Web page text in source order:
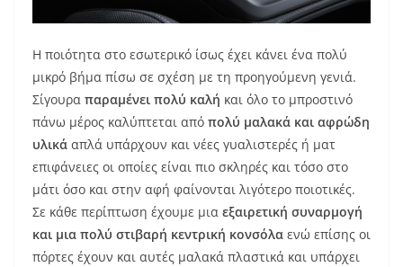
Η ποιότητα στο εσωτερικό ίσως έχει κάνει ένα πολύ
μικρό βήμα πίσω σε σχέση με τη προηγούμενη γενιά.
Σίγουρα παραμένει πολύ καλή και όλο το μπροστινό
πάνω μέρος καλύπτεται από πολύ μαλακά και αφρώδη
υλικά απλά υπάρχουν και νέες γυαλιστερές ή ματ
επιφάνειες οι οποίες είναι πιο σκληρές και τόσο στο
μάτι όσο και στην αφή φαίνονται λιγότερο ποιοτικές.
Σε κάθε περίπτωση έχουμε μια εξαιρετική συναρμογή
και μια πολύ στιβαρή κεντρική κονσόλα ενώ επίσης οι
πόρτες έχουν και αυτές μαλακά πλαστικά και υπάρχει